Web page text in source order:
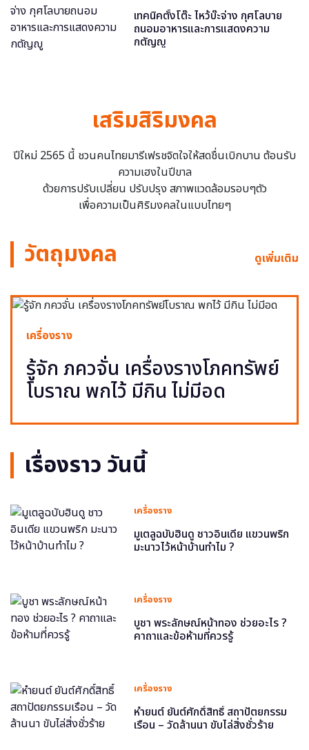
เทคนิคตั้งโต๊ะ ไหว้บ๊ะจ่าง กุศโลบาย
ถนอมอาหารและการแสดงความ
กตัญญู
เสริมสิริมงคล
ปีใหม่ 2565 นี้ ชวนคนไทยมารีเฟรชจิตใจให้สดชื่นเบิกบาน ต้อนรับ
ความเฮงในปีขาล
ด้วยการปรับเปลี่ยน ปรับปรุง สภาพแวดล้อมรอบๆตัว
เพื่อความเป็นศิริมงคลในแบบไทยๆ
วัตถุมงคล ดูเพิ่มเติม
เครื่องราง
รู้จัก ภควจั่น เครื่องรางโภคทรัพย์
โบราณ พกไว้ มีกิน ไม่มีอด
เรื่องราว วันนี้
เครื่องราง
มูเตลูฉบับฮินดู ชาวอินเดีย แขวนพริก
มะนาวไว้หน้าบ้านทำไม ?
เครื่องราง
บูชา พระลักษณ์หน้าทอง ช่วยอะไร ?
คาถาและข้อห้ามที่ควรรู้
เครื่องราง
หำยนต์ ยันต์ศักดิ์สิทธิ์ สถาปัตยกรรม
เรือน – วัดล้านนา ขับไล่สิ่งชั่วร้าย